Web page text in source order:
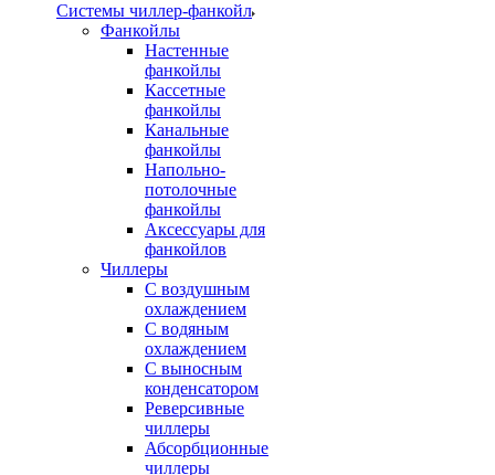
Системы чиллер-фанкойл
Фанкойлы
Настенные
фанкойлы
Кассетные
фанкойлы
Канальные
фанкойлы
Напольно-
потолочные
фанкойлы
Аксессуары для
фанкойлов
Чиллеры
С воздушным
охлаждением
С водяным
охлаждением
С выносным
конденсатором
Реверсивные
чиллеры
Абсорбционные
чиллеры